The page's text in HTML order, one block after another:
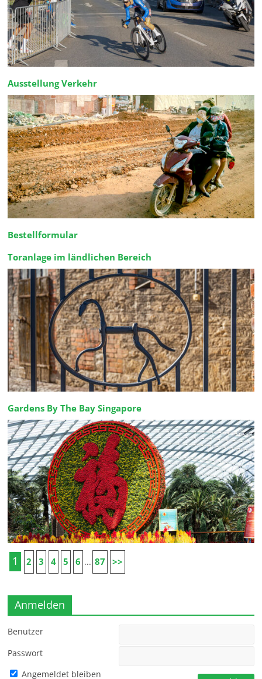
Ausstellung Verkehr
Bestellformular
Toranlage im ländlichen Bereich
Gardens By The Bay Singapore
1 2 3 4 5 6 ... 87 >>
Anmelden
Benutzer
Passwort
Angemeldet bleiben